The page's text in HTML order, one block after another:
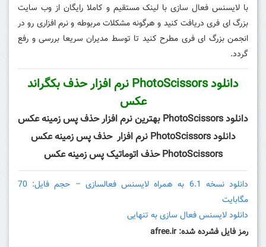
با لایسنس فعال سازی با لینک مستقیم و کاملا رایگان از وب سایت
بزرگ ای فری دریافت کنید و هرگونه مشکلات مربوطه و نرم افزاری رو در
انجمن بزرگ ای فری مطرح کنید تا توسط مدیران سریعا بررسی و رفع
گردد.
دانلود PhotoScissors نرم افزار حذف بکگراند
عکس
دانلود PhotoScissors بهترین نرم افزار حذف پس زمینه عکس
دانلود PhotoScissors نرم افزار حذف پس زمینه عکس
PhotoScissors حذف اتوماتیک پس زمینه عکس
دانلود نسخه 6.1 به همراه لایسنس فعالسازی – حجم فایل: 70
مگابایت
دانلود لایسنس فعال سازی به تنهایی
رمز فایل فشرده شده: afree.ir